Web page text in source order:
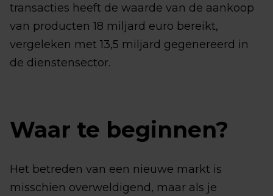
transacties heeft de waarde van de aankoop
van producten 18 miljard euro bereikt,
vergeleken met 13,5 miljard gegenereerd in
de dienstensector.
Waar te beginnen?
Het betreden van een nieuwe markt is
misschien overweldigend, maar als je